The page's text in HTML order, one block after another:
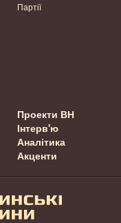
Партії
Проекти ВН
Інтерв'ю
Аналітика
Акценти